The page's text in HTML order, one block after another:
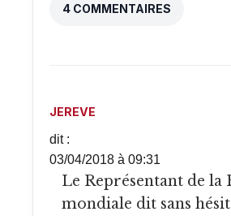
4 COMMENTAIRES
JEREVE
dit :
03/04/2018 à 09:31
Le Représentant de la Banque
mondiale dit sans